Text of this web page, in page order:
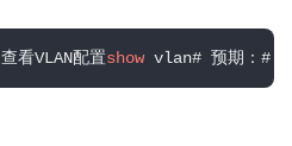
查看VLAN配置show vlan# 预期：#